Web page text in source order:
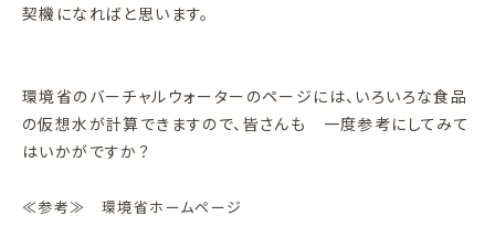
契機になればと思います。
環境省のバーチャルウォーターのページには、いろいろな食品
の仮想水が計算できますので、皆さんも 一度参考にしてみて
はいかがですか？
≪参考≫ 環境省ホームページ